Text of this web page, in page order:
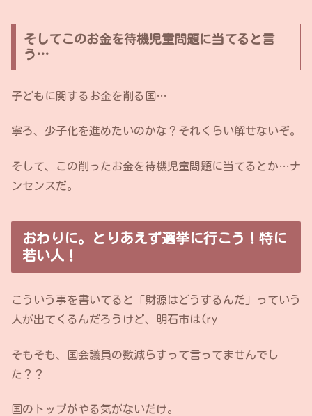
そしてこのお金を待機児童問題に当てると言
う…
子どもに関するお金を削る国…
寧ろ、少子化を進めたいのかな？それくらい解せないぞ。
そして、この削ったお金を待機児童問題に当てるとか…ナ
ンセンスだ。
おわりに。とりあえず選挙に行こう！特に
若い人！
こういう事を書いてると「財源はどうするんだ」っていう
人が出てくるんだろうけど、明石市は(ry
そもそも、国会議員の数減らすって言ってませんでし
た？？
国のトップがやる気がないだけ。